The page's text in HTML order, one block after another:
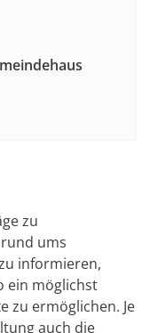
zu
ums
informieren,
ein möglichst
zu ermöglichen. Je
auch die